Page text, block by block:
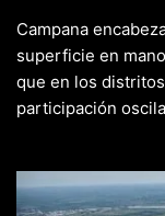
Campana
superficie en
que en los
participación